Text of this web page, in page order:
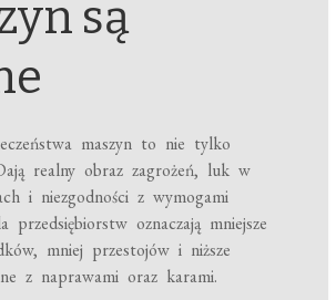
są
maszyn to nie tylko
realny obraz zagrożeń, luk w
i niezgodności z wymogami
przedsiębiorstw oznaczają mniejsze
mniej przestojów i niższe
z naprawami oraz karami.